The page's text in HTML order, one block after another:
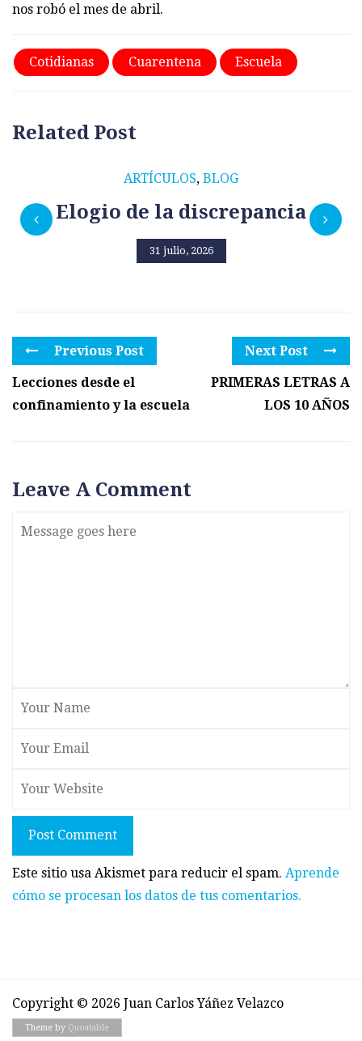
nos robó el mes de abril.
Cotidianas Cuarentena Escuela
Related Post
ARTÍCULOS, BLOG
Elogio de la discrepancia
31 julio, 2026
Previous Post
Lecciones desde el
confinamiento y la escuela
Next Post
PRIMERAS LETRAS A
LOS 10 AÑOS
Leave A Comment
Post Comment
Este sitio usa Akismet para reducir el spam. Aprende
cómo se procesan los datos de tus comentarios.
Copyright © 2026 Juan Carlos Yáñez Velazco
Theme by Quoatable